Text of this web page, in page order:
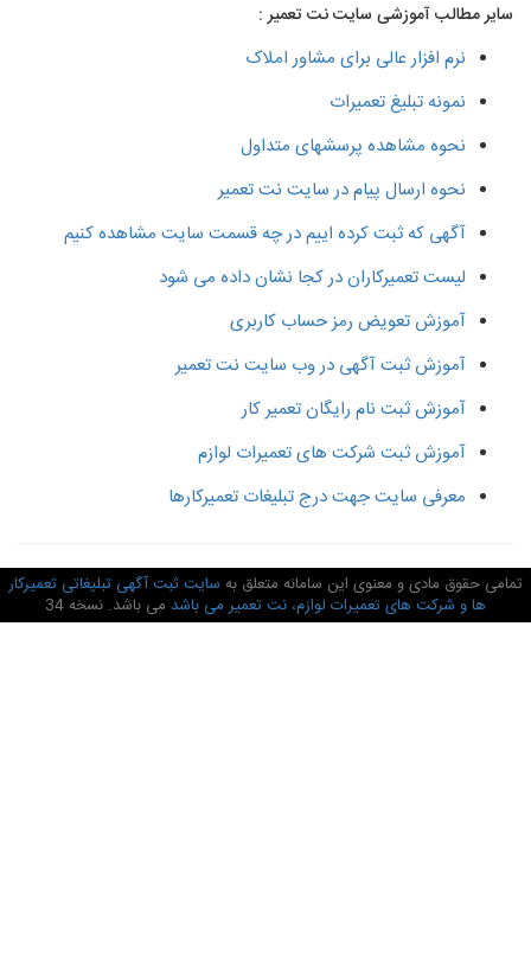
سایر مطالب آموزشی سایت نت تعمیر :
نرم افزار عالی برای مشاور املاک
نمونه تبلیغ تعمیرات
نحوه مشاهده پرسشهای متداول
نحوه ارسال پیام در سایت نت تعمیر
آگهی که ثبت کرده اییم در چه قسمت سایت مشاهده کنیم
لیست تعمیرکاران در کجا نشان داده می شود
آموزش تعویض رمز حساب کاربری
آموزش ثبت آگهی در وب سایت نت تعمیر
آموزش ثبت نام رایگان تعمیر کار
آموزش ثبت شرکت های تعمیرات لوازم
معرفی سایت جهت درج تبلیغات تعمیرکارها
حقوق مادی و معنوی این سامانه متعلق به سایت ثبت آگهی تبلیغاتی تعمیرکار
ها و شرکت های تعمیرات لوازم، نت تعمیر می باشدمی باشد. نسخه 34